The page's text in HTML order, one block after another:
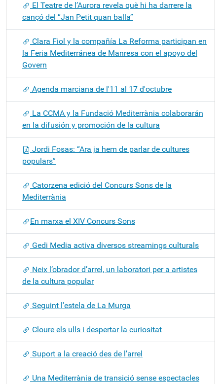
El Teatre de l’Aurora revela què hi ha darrere la
cançó del “Jan Petit quan balla”
Clara Fiol y la compañía La Reforma participan en
la Feria Mediterránea de Manresa con el apoyo del
Govern
Agenda marciana de l'11 al 17 d'octubre
La CCMA y la Fundació Mediterrània colaborarán
en la difusión y promoción de la cultura
Jordi Fosas: “Ara ja hem de parlar de cultures
populars”
Catorzena edició del Concurs Sons de la
Mediterrània
​En marxa el XIV Concurs Sons
Gedi Media activa diversos streamings culturals
Neix l’obrador d’arrel, un laboratori per a artistes
de la cultura popular
Seguint l'estela de La Murga
Cloure els ulls i despertar la curiositat
Suport a la creació des de l’arrel
Una Mediterrània de transició sense espectacles